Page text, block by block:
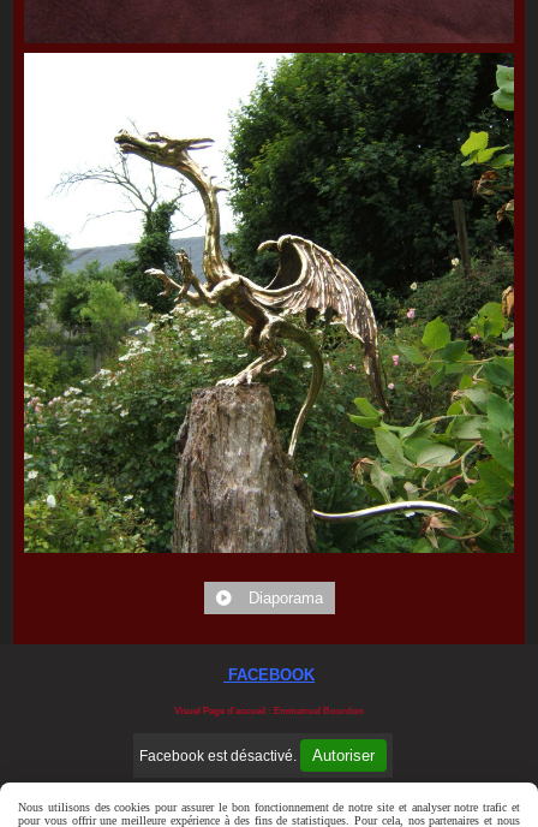
Diaporama
FACEBOOK
Visuel Page d'accueil : Emmanuel Bourdon
Facebook est désactivé. Autoriser
Nous utilisons des cookies pour assurer le bon fonctionnement de notre site et analyser notre trafic et
pour vous offrir une meilleure expérience à des fins de statistiques. Pour cela, nos partenaires et nous